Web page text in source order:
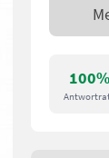
100%